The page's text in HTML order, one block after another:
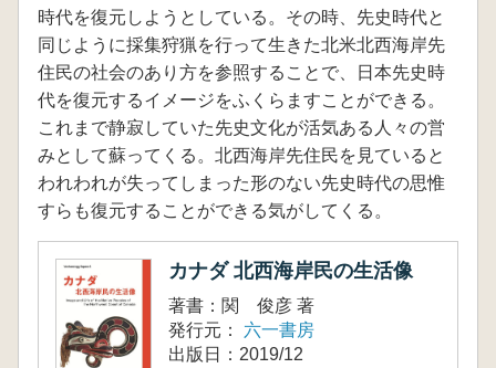
時代を復元しようとしている。その時、先史時代と
同じように採集狩猟を行って生きた北米北西海岸先
住民の社会のあり方を参照することで、日本先史時
代を復元するイメージをふくらますことができる。
これまで静寂していた先史文化が活気ある人々の営
みとして蘇ってくる。北西海岸先住民を見ていると
われわれが失ってしまった形のない先史時代の思惟
すらも復元することができる気がしてくる。
カナダ 北西海岸民の生活像
著書：関 俊彦 著
発行元： 六一書房
出版日：2019/12